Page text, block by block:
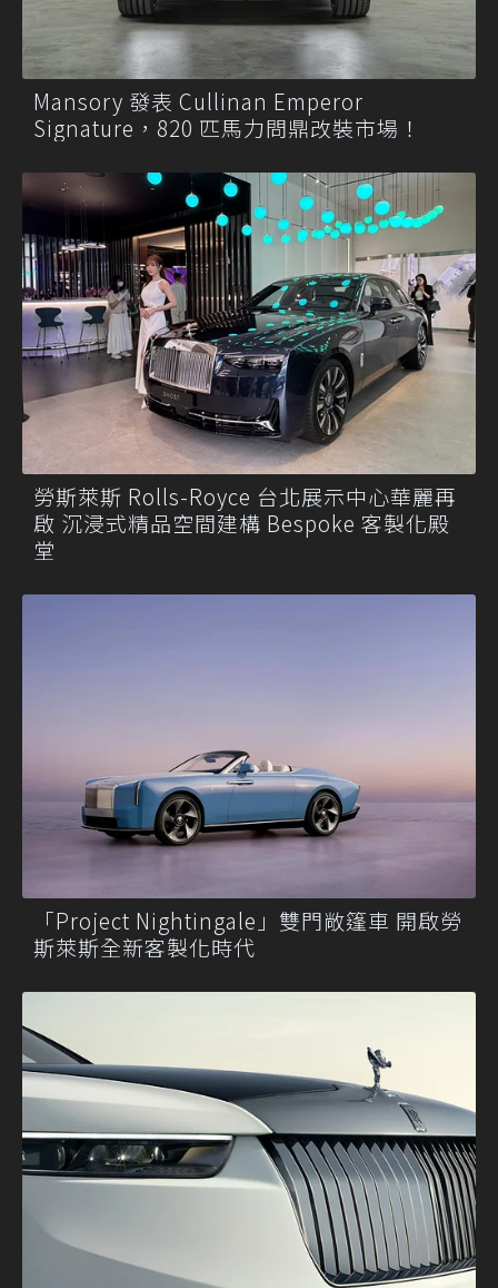
Mansory 發表 Cullinan Emperor
Signature，820 匹馬力問鼎改裝市場！
勞斯萊斯 Rolls-Royce 台北展示中心華麗再
啟 沉浸式精品空間建構 Bespoke 客製化殿
堂
「Project Nightingale」雙門敞篷車 開啟勞
斯萊斯全新客製化時代